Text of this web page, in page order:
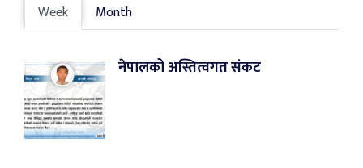
Week Month
नेपालको अस्तित्वगत संकट